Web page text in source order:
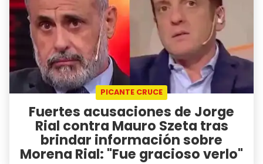
PICANTE CRUCE
Fuertes acusaciones de Jorge
Rial contra Mauro Szeta tras
brindar información sobre
Morena Rial: "Fue gracioso verlo"